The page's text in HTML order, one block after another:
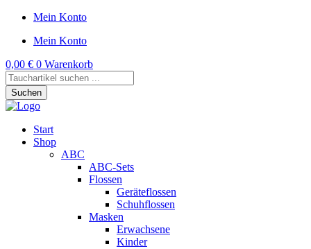
Mein Konto
Mein Konto
0,00 € 0 Warenkorb
Products
search
Suchen
Start
Shop
ABC
ABC-Sets
Flossen
Geräteflossen
Schuhflossen
Masken
Erwachsene
Kinder